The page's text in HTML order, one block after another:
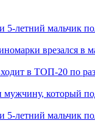
5-летний мальчик
врезался в
в ТОП-20 по
мужчину, который
5-летний мальчик